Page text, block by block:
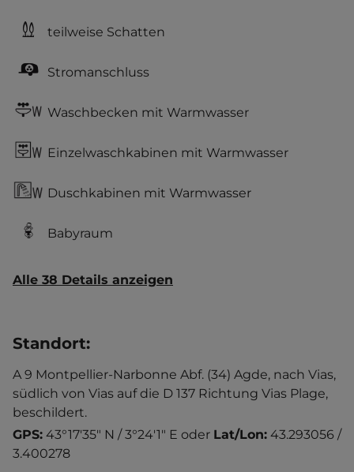
teilweise Schatten
Stromanschluss
Waschbecken mit Warmwasser
Einzelwaschkabinen mit Warmwasser
Duschkabinen mit Warmwasser
Babyraum
Alle 38 Details anzeigen
Standort:
A 9 Montpellier-Narbonne Abf. (34) Agde, nach Vias,
südlich von Vias auf die D 137 Richtung Vias Plage,
beschildert.
GPS: 43°17'35" N / 3°24'1" E oder Lat/Lon: 43.293056 /
3.400278